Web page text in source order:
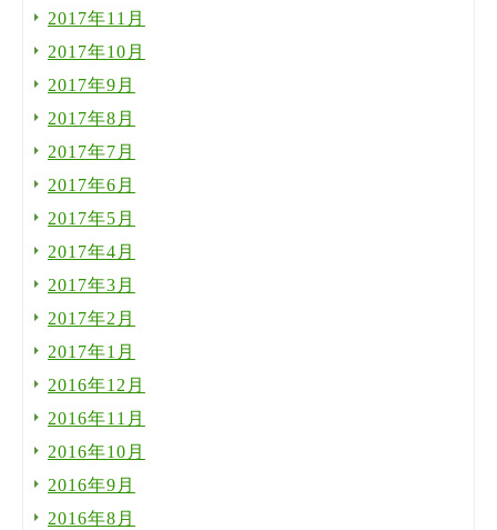
2017年11月
2017年10月
2017年9月
2017年8月
2017年7月
2017年6月
2017年5月
2017年4月
2017年3月
2017年2月
2017年1月
2016年12月
2016年11月
2016年10月
2016年9月
2016年8月